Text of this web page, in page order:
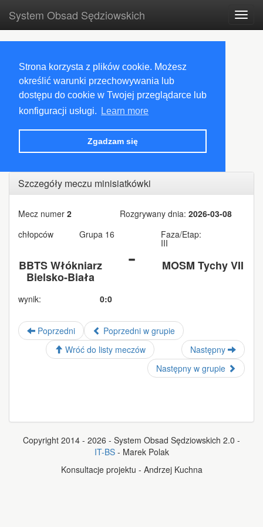
Strona korzysta z plików cookie. Możesz
określić warunki przechowywania lub
dostępu do cookie w Twojej przeglądarce lub
konfiguracji usługi.
Learn more
Zgadzam się
System Obsad Sędziowskich
Szczegóły meczu minisiatkówki
Mecz numer 2 Rozgrywany dnia:2026-03-08
chłopców
Grupa 16 Faza/Etap:
III
BBTS Włókniarz
Bielsko-Biała
MOSM Tychy VII
wynik: 0:0
Poprzedni
Poprzedni w grupie
Wróć do listy meczów
Następny
Następny w grupie
Copyright 2014 - 2026 - System Obsad Sędziowskich 2.0 -
IT-BS- Marek Polak
Konsultacje projektu - Andrzej Kuchna